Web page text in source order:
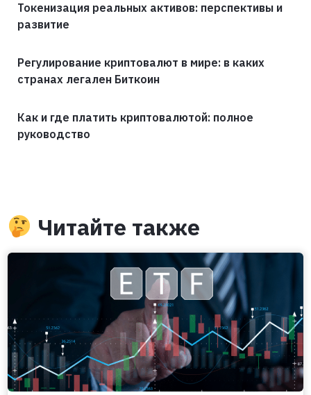
Токенизация реальных активов: перспективы и
развитие
Регулирование криптовалют в мире: в каких
странах легален Биткоин
Как и где платить криптовалютой: полное
руководство
Читайте также